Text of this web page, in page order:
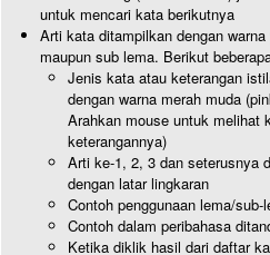
untuk mencari kata berikutnya
Arti kata ditampilkan dengan
maupun sub lema. Berikut
Jenis kata atau keterangan
dengan warna merah muda
Arahkan mouse untuk melihat
keterangannya)
Arti ke-1, 2, 3 dan seterusnya
dengan latar lingkaran
Contoh penggunaan lema/
Contoh dalam peribahasa
Ketika diklik hasil dari daftar